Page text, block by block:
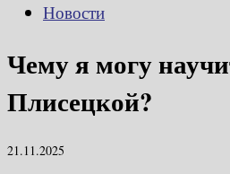
Новости
Чему я могу
Плисецкой?
21.11.2025